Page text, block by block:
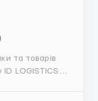
та товарів